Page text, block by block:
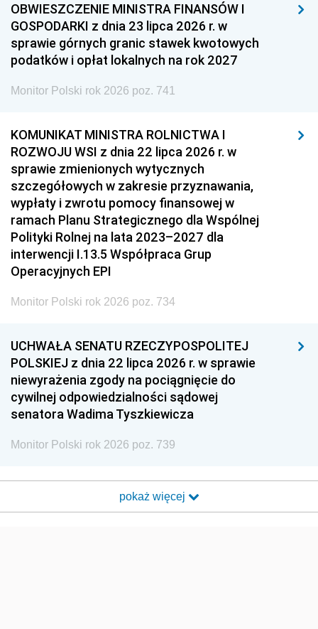
OBWIESZCZENIE MINISTRA FINANSÓW I
GOSPODARKI z dnia 23 lipca 2026 r. w
sprawie górnych granic stawek kwotowych
podatków i opłat lokalnych na rok 2027
Monitor Polski rok 2026 poz. 741
KOMUNIKAT MINISTRA ROLNICTWA I
ROZWOJU WSI z dnia 22 lipca 2026 r. w
sprawie zmienionych wytycznych
szczegółowych w zakresie przyznawania,
wypłaty i zwrotu pomocy finansowej w
ramach Planu Strategicznego dla Wspólnej
Polityki Rolnej na lata 2023–2027 dla
interwencji I.13.5 Współpraca Grup
Operacyjnych EPI
Monitor Polski rok 2026 poz. 734
UCHWAŁA SENATU RZECZYPOSPOLITEJ
POLSKIEJ z dnia 22 lipca 2026 r. w sprawie
niewyrażenia zgody na pociągnięcie do
cywilnej odpowiedzialności sądowej
senatora Wadima Tyszkiewicza
Monitor Polski rok 2026 poz. 739
pokaż więcej